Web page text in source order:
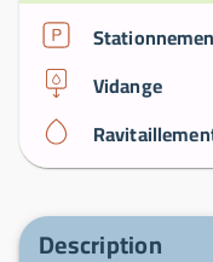
Vidange
Description